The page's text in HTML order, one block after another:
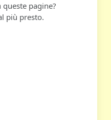
pagine?
più presto.